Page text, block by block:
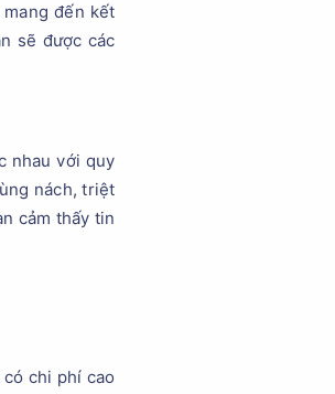
đến kết
sẽ được các
nhau với quy
nách, triệt
cảm thấy tin
chi phí cao